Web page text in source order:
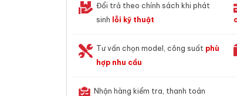
Đổi trả theo chính sách khi phát
sinh lỗi kỹ thuật
Tư vấn chọn model, công suất phù
hợp nhu cầu
Nhận hàng kiểm tra, thanh toán